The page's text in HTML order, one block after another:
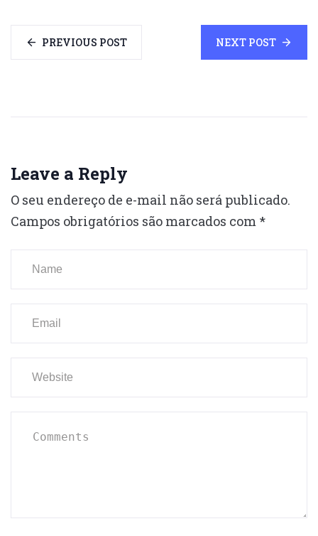
PREVIOUS POST NEXT POST
Leave a Reply
O seu endereço de e-mail não será publicado.
Campos obrigatórios são marcados com *